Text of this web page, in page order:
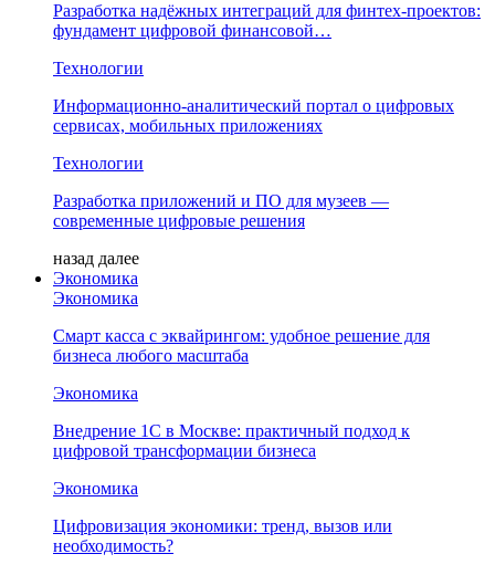
Разработка надёжных интеграций для финтех-проектов:
фундамент цифровой финансовой…
Технологии
Информационно-аналитический портал о цифровых
сервисах, мобильных приложениях
Технологии
Разработка приложений и ПО для музеев —
современные цифровые решения
назад далее
Экономика
Экономика
Смарт касса с эквайрингом: удобное решение для
бизнеса любого масштаба
Экономика
Внедрение 1С в Москве: практичный подход к
цифровой трансформации бизнеса
Экономика
Цифровизация экономики: тренд, вызов или
необходимость?